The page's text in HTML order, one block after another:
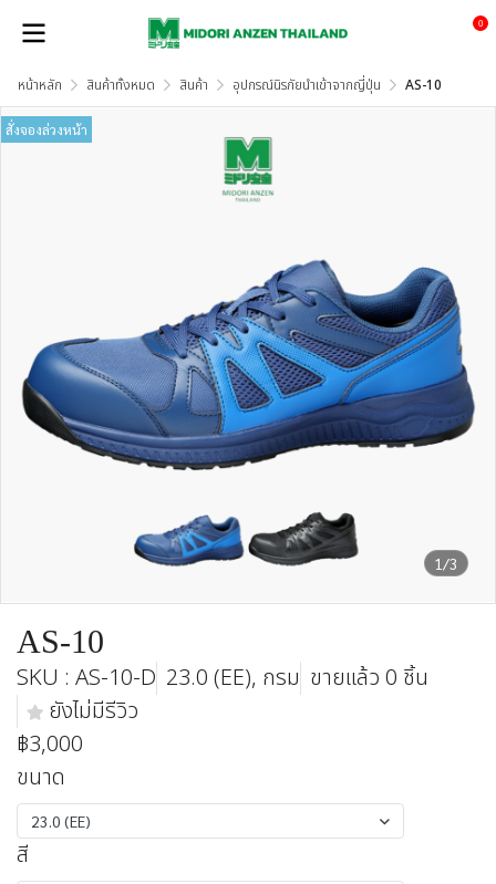
0
หน้าหลัก สินค้าทั้งหมด สินค้า อุปกรณ์นิรภัยนำเข้าจากญี่ปุ่น AS-10
1/3
สั่งจองล่วงหน้า
AS-10
SKU : AS-10-D 23.0 (EE), กรม ขายแล้ว 0 ชิ้น
ยังไม่มีรีวิว
฿3,000
ขนาด
23.0 (EE)
สี